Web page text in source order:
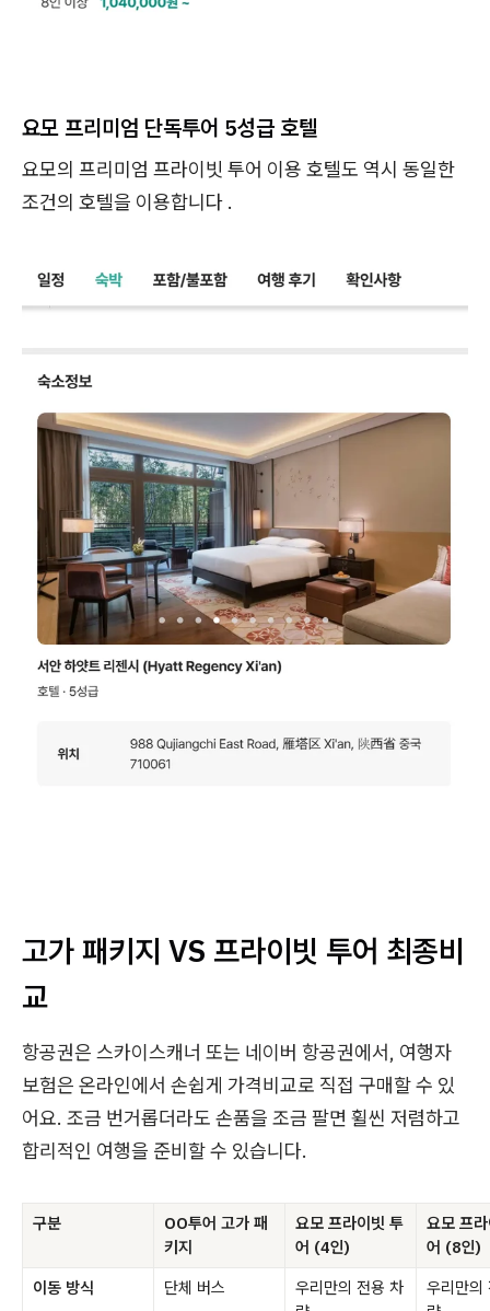
요모 프리미엄 단독투어 5성급 호텔
요모의 프리미엄 프라이빗 투어 이용 호텔도 역시 동일한
조건의 호텔을 이용합니다 .
고가 패키지 VS 프라이빗 투어 최종비
교
항공권은 스카이스캐너 또는 네이버 항공권에서, 여행자
보험은 온라인에서 손쉽게 가격비교로 직접 구매할 수 있
어요. 조금 번거롭더라도 손품을 조금 팔면 휠씬 저렴하고
합리적인 여행을 준비할 수 있습니다.
구분
OO투어 고가 패
키지
요모 프라이빗 투
어 (4인)
요모 프
어 (8인)
이동 방식
단체 버스
우리만의 전용 차
우리만의